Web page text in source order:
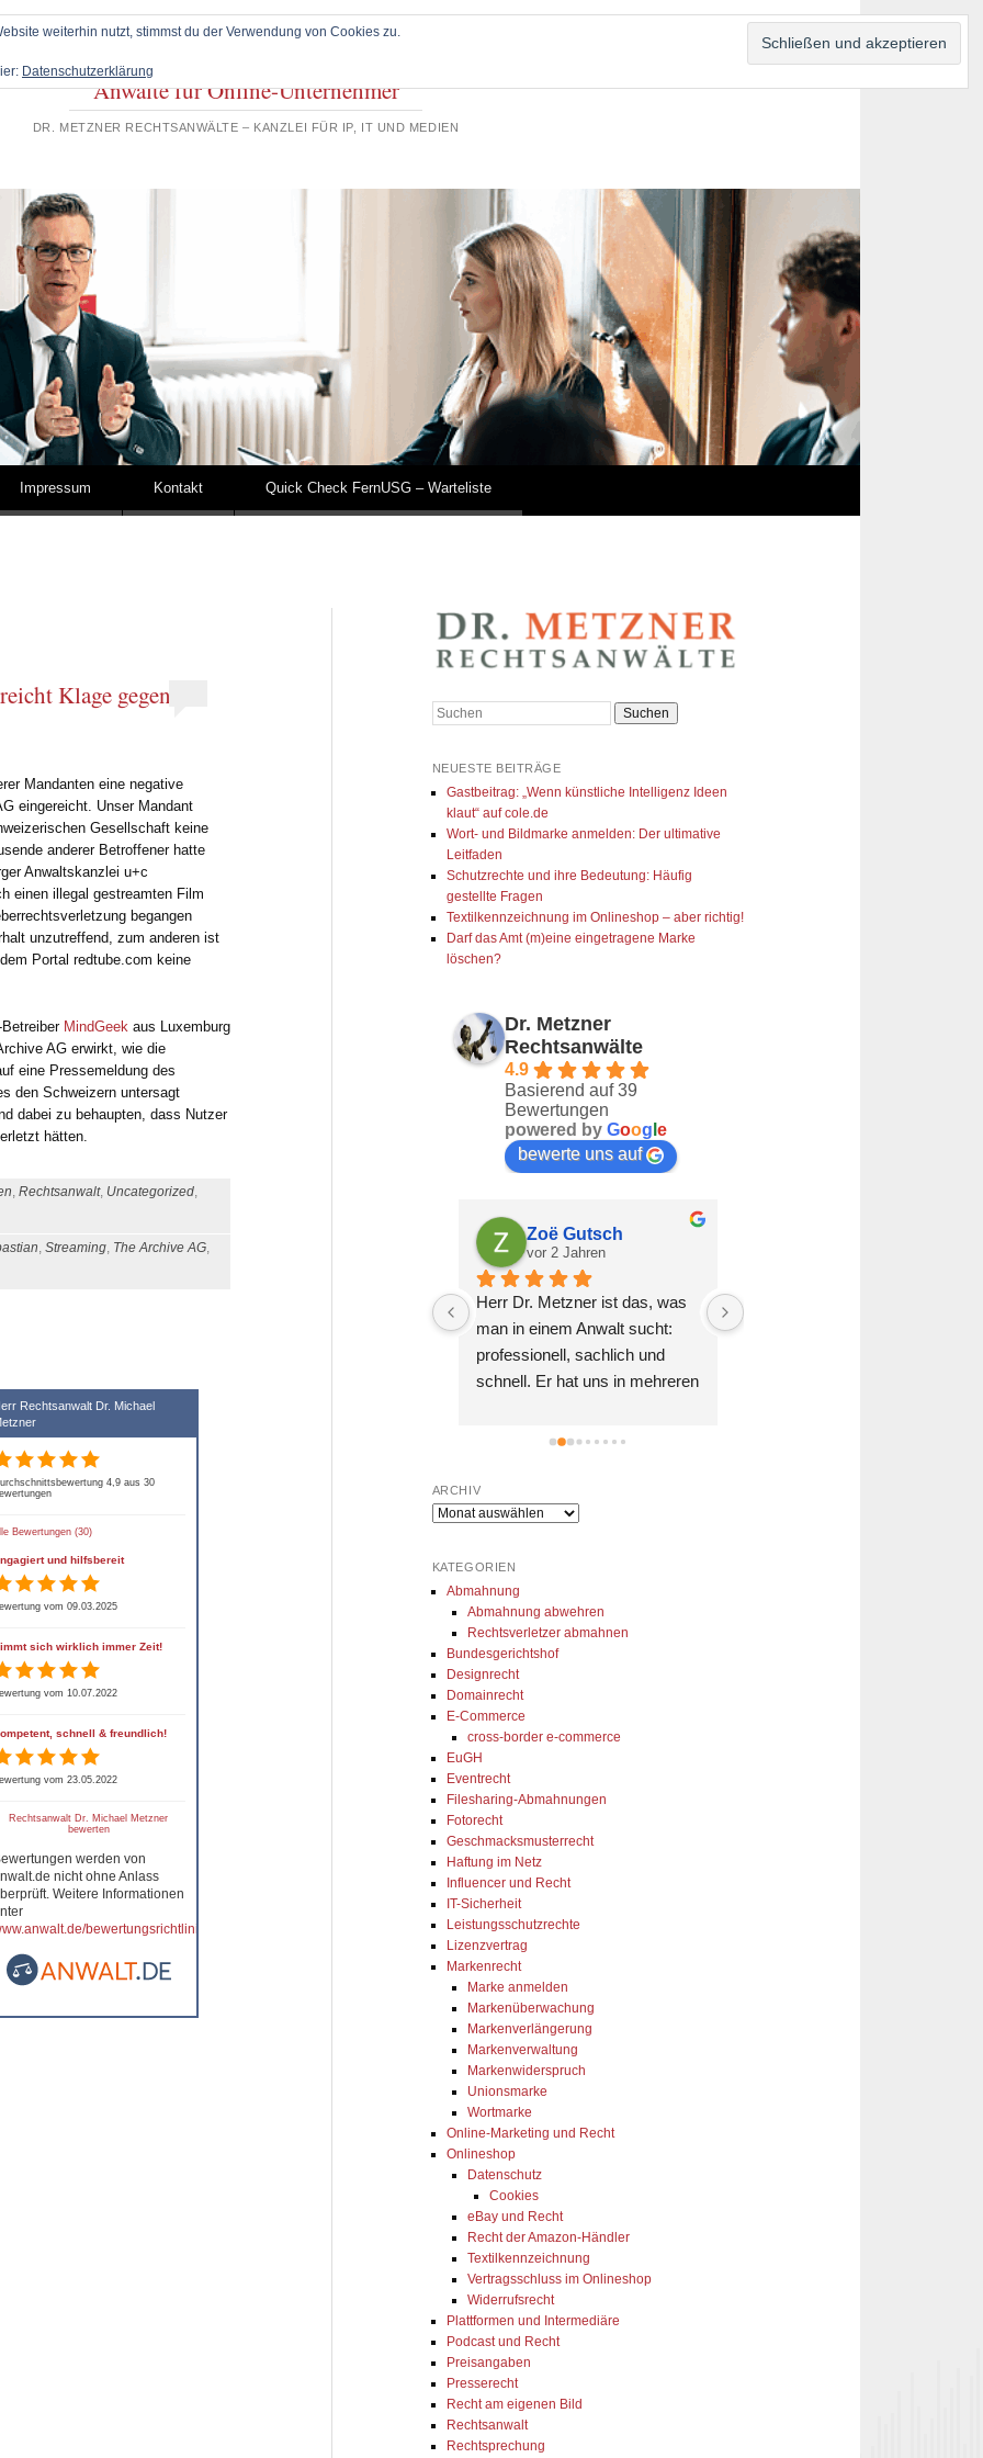
Anwälte für Online-Unternehmer
DR. METZNER RECHTSANWÄLTE – KANZLEI FÜR IP, IT UND MEDIEN
Impressum Kontakt Quick Check FernUSG – Warteliste
Klage gegen
Mandanten eine negative
eingereicht. Unser Mandant
Gesellschaft keine
anderer Betroffener hatte
Anwaltskanzlei u+c
einen illegal gestreamten Film
begangen
unzutreffend, zum anderen ist
Portal redtube.com keine
MindGeek aus Luxemburg
AG erwirkt, wie die
eine Pressemeldung des
den Schweizern untersagt
dabei zu behaupten, dass Nutzer
hätten.
, Rechtsanwalt, Uncategorized,
, Streaming, The Archive AG,
Suchen
NEUESTE BEITRÄGE
Gastbeitrag: „Wenn künstliche Intelligenz Ideen
klaut“ auf cole.de​
Wort- und Bildmarke anmelden: Der ultimative
Leitfaden
Schutzrechte und ihre Bedeutung: Häufig
gestellte Fragen
Textilkennzeichnung im Onlineshop – aber richtig!
Darf das Amt (m)eine eingetragene Marke
löschen?
Dr. Metzner
Rechtsanwälte
4.9
Basierend auf 39
Bewertungen
powered by Goog e
bewerte uns auf
Jahren
sehr zufrieden.
steht uns in
Themen zur
gibt uns immer eine
Besonders
den
Austausch
wodurch wir
innerhalb
kompetentes
erhalten. Wir können
Kanzlei sehr
Florian Winter
vor 2 Jahren
Ich kann Herr Metzner und
sein Team nur wärmstens
Empfehlen. Es wird sich Zeit
genommen, man wird super
Möglichkeit gegeben meine
zahlen. So konnte ich mir aus
der Arbeitslosigkeit eine
- vielen Dank!
ARCHIV
Archiv
KATEGORIEN
Abmahnung
Abmahnung abwehren
Rechtsverletzer abmahnen
Bundesgerichtshof
Designrecht
Domainrecht
E-Commerce
cross-border e-commerce
EuGH
Eventrecht
Filesharing-Abmahnungen
Fotorecht
Geschmacksmusterrecht
Haftung im Netz
Influencer und Recht
IT-Sicherheit
Leistungsschutzrechte
Lizenzvertrag
Markenrecht
Marke anmelden
Markenüberwachung
Markenverlängerung
Markenverwaltung
Markenwiderspruch
Unionsmarke
Wortmarke
Online-Marketing und Recht
Onlineshop
Datenschutz
Cookies
eBay und Recht
Recht der Amazon-Händler
Textilkennzeichnung
Vertragsschluss im Onlineshop
Widerrufsrecht
Plattformen und Intermediäre
Podcast und Recht
Preisangaben
Presserecht
Recht am eigenen Bild
Rechtsanwalt
Rechtsprechung
Rechtsanwalt Dr. Michael
4,9 aus 30
Bewertungen (30)
und hilfsbereit
vom 09.03.2025
sich wirklich immer Zeit!
vom 10.07.2022
schnell & freundlich!
vom 23.05.2022
Rechtsanwalt Dr. Michael Metzner
bewerten
werden von
nicht ohne Anlass
Weitere Informationen
bewertungsrichtlinien
weiterhin nutzt, stimmst du der Verwendung von Cookies zu.
Datenschutzerklärung